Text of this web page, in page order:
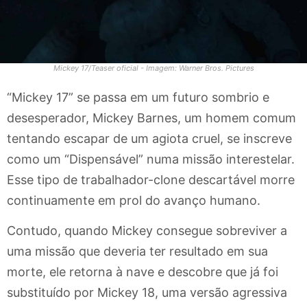
Mickey 17/Teaser oficial - Imagem: Warner Bros. Pictures
“Mickey 17” se passa em um futuro sombrio e
desesperador, Mickey Barnes, um homem comum
tentando escapar de um agiota cruel, se inscreve
como um “Dispensável” numa missão interestelar.
Esse tipo de trabalhador-clone descartável morre
continuamente em prol do avanço humano.
Contudo, quando Mickey consegue sobreviver a
uma missão que deveria ter resultado em sua
morte, ele retorna à nave e descobre que já foi
substituído por Mickey 18, uma versão agressiva